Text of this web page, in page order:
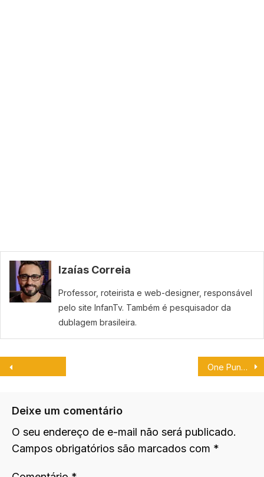
Izaías Correia
Professor, roteirista e web-designer, responsável
pelo site InfanTv. Também é pesquisador da
dublagem brasileira.
One Punch Man tem a voz de Murilo Couto.
Deixe um comentário
O seu endereço de e-mail não será publicado.
Campos obrigatórios são marcados com *